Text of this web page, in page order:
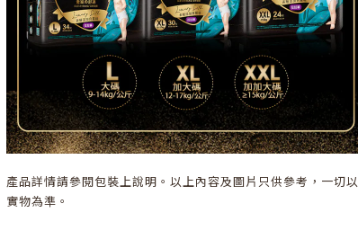
產品詳情請參閱包裝上說明。以上內容及圖片只供參考，一切以
實物為準。